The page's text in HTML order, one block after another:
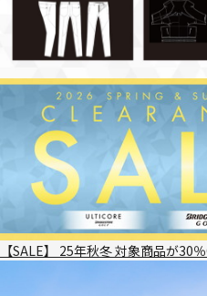
【SALE】 25年秋冬 対象商品が30